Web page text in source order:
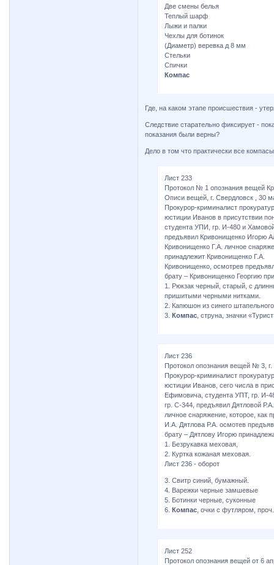
Две смены белья
Теплый шарф
Лыжи и палки
Чехлы для ботинок
(Диаметр) веревка д 8 мм
Стельки
Спички
Компас
Где, на каком этапе происшествия -
Следствие старательно фиксирует -
показания были верны?
Дело в том что практически все
Лист 233
Протокол № 1 опознания вещей
Описи вещей, г. Свердловск , 30
Прокурор-криминалист
юстиции Иванов в присутствии
студента УПИ, гр. И-480 и
предъявил Кривонищенко Игорю
Кривонищенко Г.А. личное
принадлежит Кривонищенко Г.А.
Кривонищенко, осмотрев
брату – Кривонищенко Георгию
1. Рюкзак черный, старый, с
пришитыми черными нитками.
2. Капюшон из синего
3. Компас, струна, значки
Лист 236
Протокол опознания вещей № 3,
Прокурор-криминалист
юстиции Иванов, сего числа в
Ефимовича, студента УПТ, гр. И-
гр. С-344, предъявил Дятловой
личное снаряжение, которое, как
И.А. Дятлова Р.А. осмотев
брату – Дятлову Игорю
1. Безрукавка меховая,
2. Куртка кожаная меховая.
Лист 236 - оборот
3. Свитр синий, бумажный.
4. Варежки черные замшевые
5. Ботинки черные, суконные
6.
Компас, очки с футляром,
Лист 252
Протокол опознания вещей от 6